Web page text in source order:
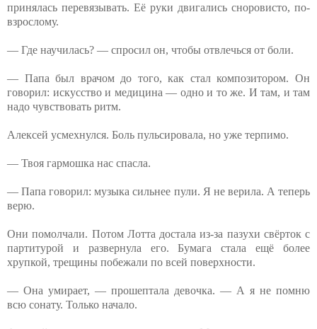
принялась перевязывать. Её руки двигались сноровисто, по-
взрослому.
— Где научилась? — спросил он, чтобы отвлечься от боли.
— Папа был врачом до того, как стал композитором. Он
говорил: искусство и медицина — одно и то же. И там, и там
надо чувствовать ритм.
Алексей усмехнулся. Боль пульсировала, но уже терпимо.
— Твоя гармошка нас спасла.
— Папа говорил: музыка сильнее пули. Я не верила. А теперь
верю.
Они помолчали. Потом Лотта достала из-за пазухи свёрток с
партитурой и развернула его. Бумага стала ещё более
хрупкой, трещины побежали по всей поверхности.
— Она умирает, — прошептала девочка. — А я не помню
всю сонату. Только начало.